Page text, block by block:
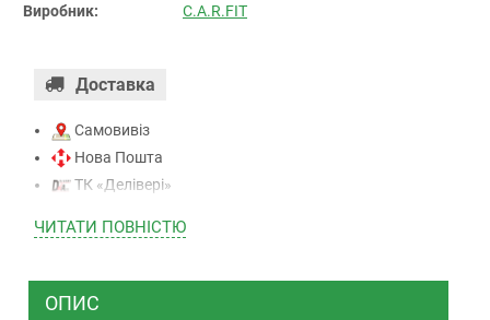
Виробник: C.A.R.FIT
Доставка
Самовивіз
Нова Пошта
ТК «Делівері»
ТК “Justin”
ТК ”УкрПошта”
ЧИТАТИ ПОВНIСТЮ
ОПИС